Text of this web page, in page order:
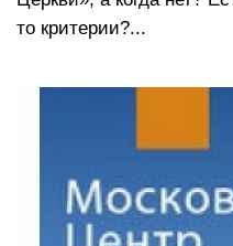
то критерии?...